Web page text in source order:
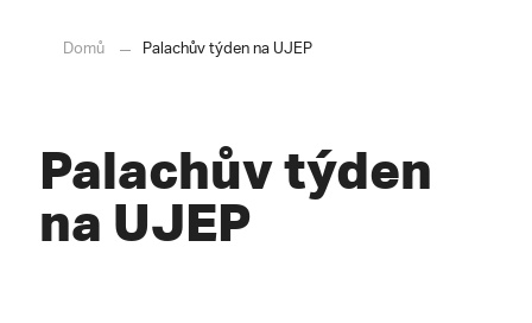
Domů Palachův týden na UJEP
Palachův týden
na UJEP